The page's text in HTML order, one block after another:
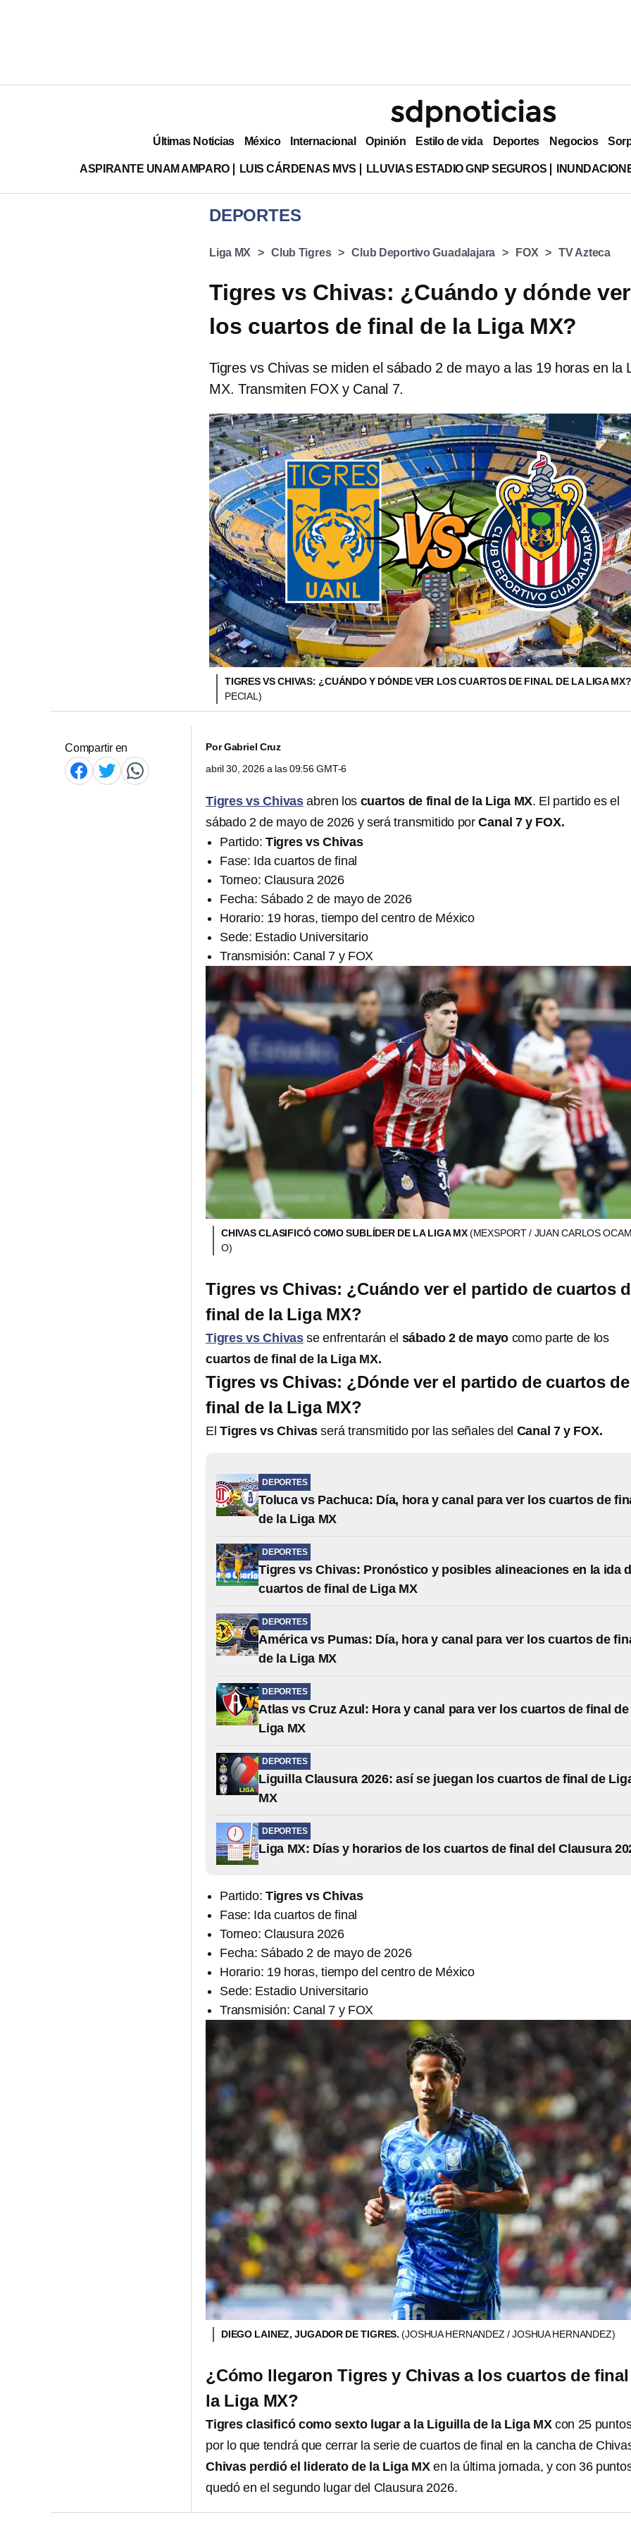
Últimas Noticias México Internacional Opinión Estilo de vida Deportes Negocios
ASPIRANTE UNAM AMPARO LUIS CÁRDENAS MVS LLUVIAS ESTADIO GNP SEGUROS
DEPORTES
Liga MX Club Tigres Club Deportivo Guadalajara FOX TV Azteca
Tigres vs Chivas: ¿Cuándo y dónde ver
los cuartos de final de la Liga MX?
Tigres vs Chivas se miden el sábado 2 de mayo a las 19 horas en la
MX. Transmiten FOX y Canal 7.
TIGRES VS CHIVAS: ¿CUÁNDO Y DÓNDE VER LOS CUARTOS DE FINAL DE LA LIGA
PECIAL)
Compartir en PorGabriel Cruz
abril 30, 2026 a las 09:56 GMT-6
Tigres vs Chivas abren los cuartos de final de la Liga MX. El partido es el
sábado 2 de mayo de 2026 y será transmitido porCanal 7 y FOX.
Partido: Tigres vs Chivas
Fase: Ida cuartos de final
Torneo: Clausura 2026
Fecha: Sábado 2 de mayo de 2026
Horario: 19 horas, tiempo del centro de México
Sede: Estadio Universitario
Transmisión: Canal 7 y FOX
CHIVAS CLASIFICÓ COMO SUBLÍDER DE LA LIGA MX(MEXSPORT / JUAN CARLOS
O)
Tigres vs Chivas: ¿Cuándo ver el partido de cuartos
final de la Liga MX?
Tigres vs Chivas se enfrentarán el sábado 2 de mayo como parte de los
cuartos de final de la Liga MX.
Tigres vs Chivas: ¿Dónde ver el partido de cuartos de
final de la Liga MX?
El Tigres vs Chivas será transmitido por las señales del Canal 7 y FOX.
DEPORTES
Toluca vs Pachuca: Día, hora y canal para ver los cuartos de
de la Liga MX
DEPORTES
Tigres vs Chivas: Pronóstico y posibles alineaciones en la ida
cuartos de final de Liga MX
DEPORTES
América vs Pumas: Día, hora y canal para ver los cuartos de
de la Liga MX
DEPORTES
Atlas vs Cruz Azul: Hora y canal para ver los cuartos de final de
Liga MX
DEPORTES
Liguilla Clausura 2026: así se juegan los cuartos de final de
MX
DEPORTES
Liga MX: Días y horarios de los cuartos de final del Clausura
Partido: Tigres vs Chivas
Fase: Ida cuartos de final
Torneo: Clausura 2026
Fecha: Sábado 2 de mayo de 2026
Horario: 19 horas, tiempo del centro de México
Sede: Estadio Universitario
Transmisión: Canal 7 y FOX
DIEGO LAINEZ, JUGADOR DE TIGRES.(JOSHUA HERNANDEZ / JOSHUA HERNANDEZ)
¿Cómo llegaron Tigres y Chivas a los cuartos de
la Liga MX?
Tigres clasificó como sexto lugar a la Liguilla de la Liga MXcon 25
por lo que tendrá que cerrar la serie de cuartos de final en la cancha de
Chivas perdió el liderato de la Liga MXen la última jornada, y con 36
quedó en el segundo lugar del Clausura 2026.